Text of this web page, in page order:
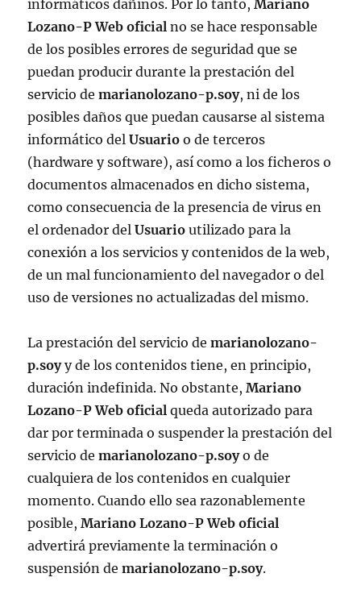
informáticos dañinos. Por lo tanto,Mariano
Lozano-P Web oficial no se hace responsable
de los posibles errores de seguridad que se
puedan producir durante la prestación del
servicio demarianolozano-p.soy, ni de los
posibles daños que puedan causarse al sistema
informático delUsuario o de terceros
(hardware y software), así como a los ficheros o
documentos almacenados en dicho sistema,
como consecuencia de la presencia de virus en
el ordenador delUsuario utilizado para la
conexión a los servicios y contenidos de la web,
de un mal funcionamiento del navegador o del
uso de versiones no actualizadas del mismo.
La prestación del servicio demarianolozano-
p.soyy de los contenidos tiene, en principio,
duración indefinida. No obstante,Mariano
Lozano-P Web oficial queda autorizado para
dar por terminada o suspender la prestación del
servicio demarianolozano-p.soyo de
cualquiera de los contenidos en cualquier
momento. Cuando ello sea razonablemente
posible,Mariano Lozano-P Web oficial
advertirá previamente la terminación o
suspensión demarianolozano-p.soy.